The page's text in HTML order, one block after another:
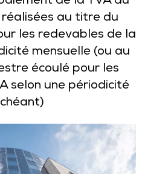
au titre du
les redevables de la
mensuelle (ou au
écoulé pour les
selon une périodicité